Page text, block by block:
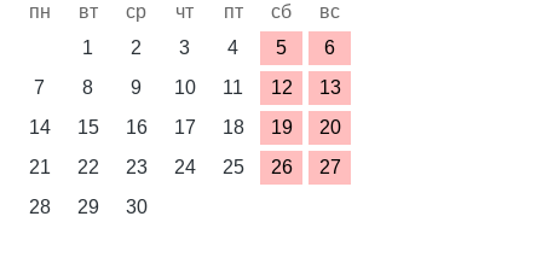
пн вт ср чт пт сб
вс
1
2 3 4 5
6
7
8 9 10 11 12
13
14
15 16 17 18 19
20
21
22 23 24 25 26
27
28
29 30